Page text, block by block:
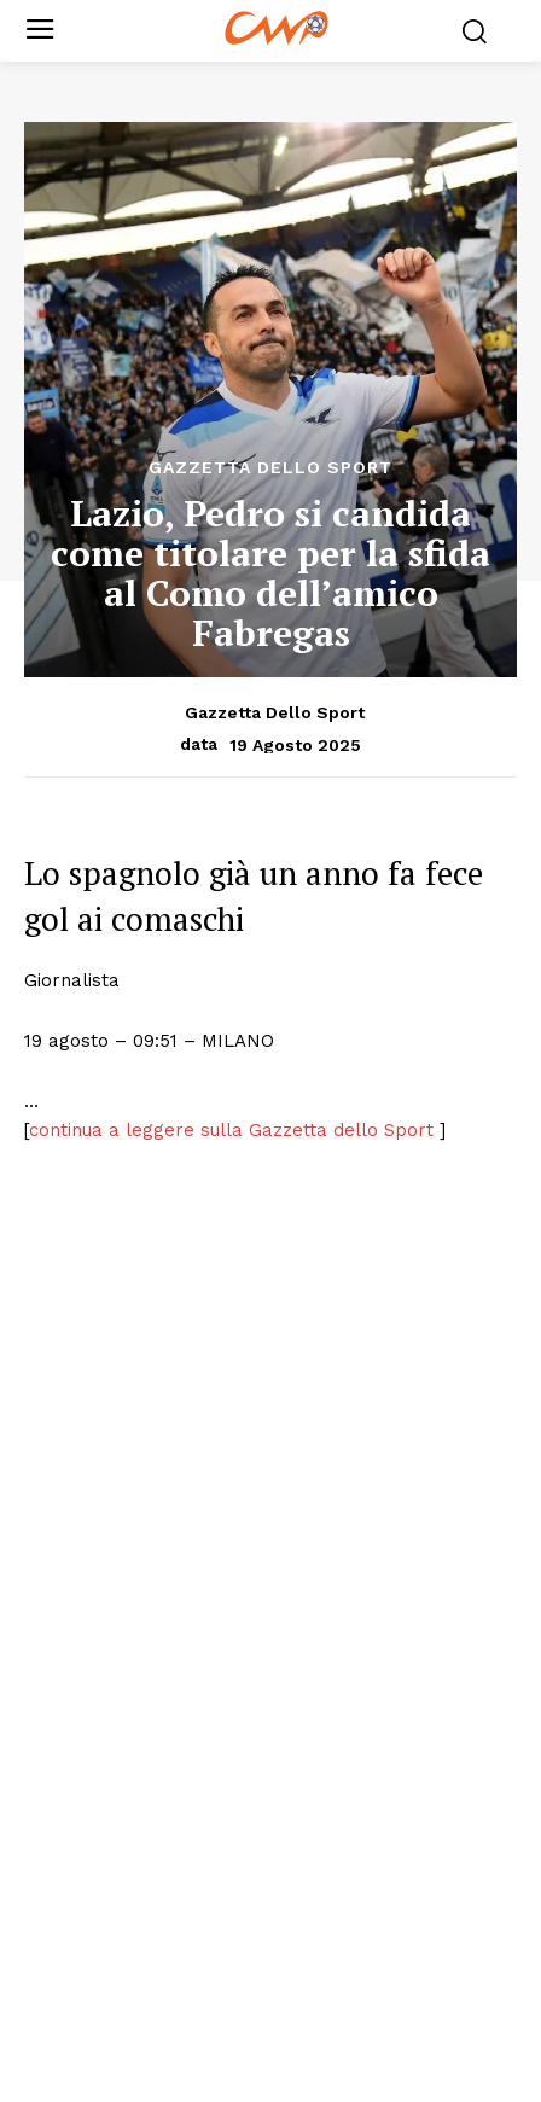
GAZZETTA DELLO SPORT
Lazio, Pedro si candida
come titolare per la sfida
al Como dell’amico
Fabregas
Gazzetta Dello Sport
data
19 Agosto 2025
Lo spagnolo già un anno fa fece
gol ai comaschi
Giornalista
19 agosto – 09:51 – MILANO
…
[continua a leggere sulla Gazzetta dello Sport ]